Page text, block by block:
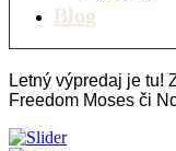
Blog
Letný výpredaj je tu!
Freedom Moses či